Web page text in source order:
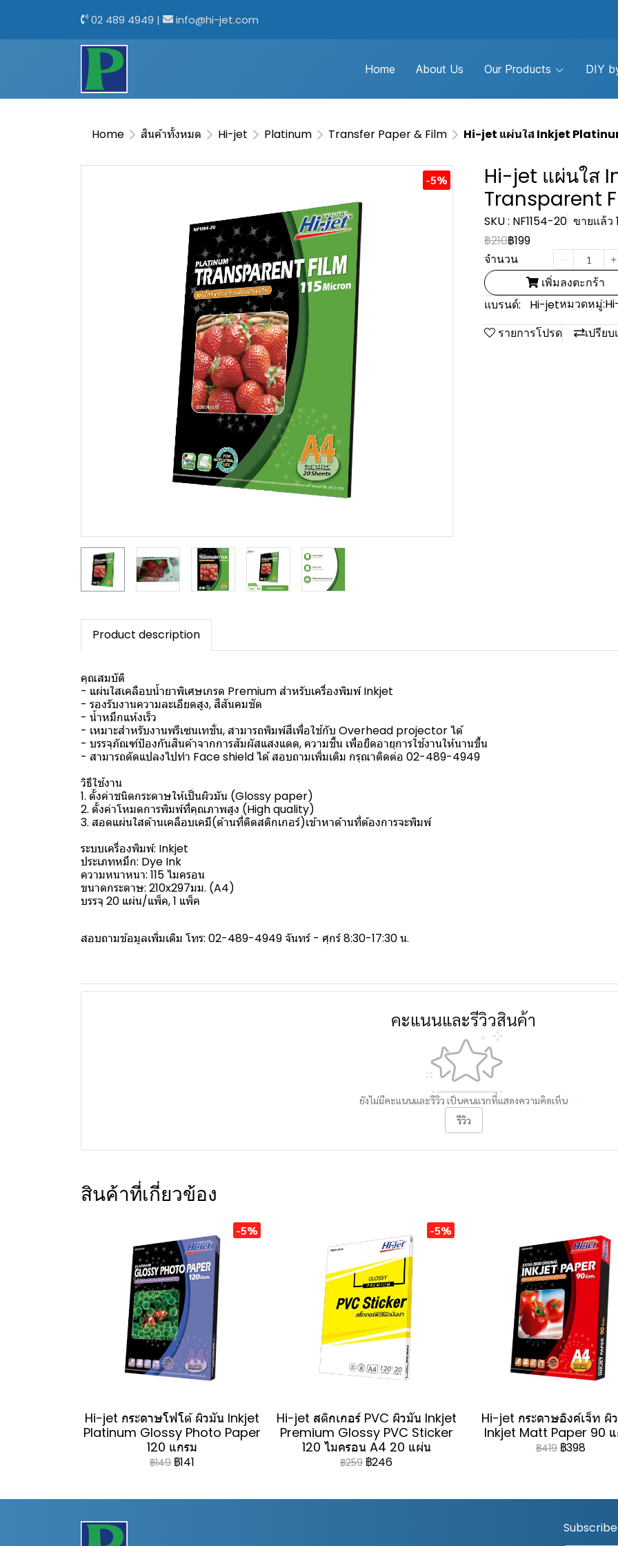
02 489 4949 | info@hi-jet.com
Home About Us Our Products DIY
Home สินค้าทั้งหมด Hi-jet Platinum Transfer Paper & Film Hi-jet แผ่นใส Inkjet
-5%
Hi-jet แผ่นใส
Transparent
SKU : NF1154-20 ขายแล้ว
฿210฿199
จำนวน
เพิ่มลงตะกร้า
แบรนด์:
Hi-jetหมวดหมู่:
รายการโปรด
เปรียบ
Product description
คุณสมบัติ
- แผ่นใสเคลือบน้ำยาพิเศษเกรด Premium สำหรับเครื่องพิมพ์ Inkjet
- รองรับงานความละเอียดสูง, สีสันคมชัด
- น้ำหมึกแห้งเร็ว
- เหมาะสำหรับงานพรีเซนเทชั่น, สามารถพิมพ์สีเพื่อใช้กับ Overhead projector ได้
- บรรจุภัณฑ์ป้องกันสินค้าจากการสัมผัสแสงแดด, ความชื้น เพื่อยืดอายุการใช้งานให้นานขึ้น
- สามารถดัดแปลงไปทำ Face shield ได้ สอบถามเพิ่มเติม กรุณาติดต่อ 02-489-4949
วิธีใช้งาน
1. ตั้งค่าชนิดกระดาษให้เป็นผิวมัน (Glossy paper)
2. ตั้งค่าโหมดการพิมพ์ที่คุณภาพสูง (High quality)
3. สอดแผ่นใสด้านเคลือบเคมี(ด้านที่ติดสติกเกอร์)เข้าหาด้านที่ต้องการจะพิมพ์
ระบบเครื่องพิมพ์: Inkjet
ประเภทหมึก: Dye Ink
ความหนาหนา: 115 ไมครอน
ขนาดกระดาษ: 210x297มม. (A4)
บรรจุ 20 แผ่น/แพ็ค, 1 แพ็ค
สอบถามข้อมูลเพิ่มเติม โทร: 02-489-4949 จันทร์ - ศุกร์ 8:30-17:30 น.
คะแนนและรีวิวสินค้า
ยังไม่มีคะแนนและรีวิว เป็นคนแรกที่แสดงความคิดเห็น
รีวิว
สินค้าที่เกี่ยวข้อง
-5%
Hi-jet กระดาษโฟโต้ ผิวมัน Inkjet
Platinum Glossy Photo Paper
120 แกรม
฿149 ฿141
-5%
Hi-jet สติกเกอร์ PVC ผิวมัน Inkjet
Premium Glossy PVC Sticker
120 ไมครอน A4 20 แผ่น
฿259 ฿246
Hi-jet กระดาษอิงค์เจ็ท ผิ
Inkjet Matt Paper 90 แ
฿419 ฿398
Subscribe